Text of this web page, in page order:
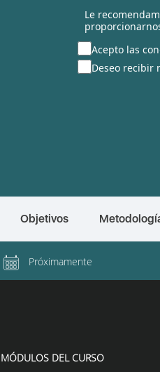
Le
Acepto las
Deseo recibir
Objetivos
Próximamente
MÓDULOS DEL CURSO